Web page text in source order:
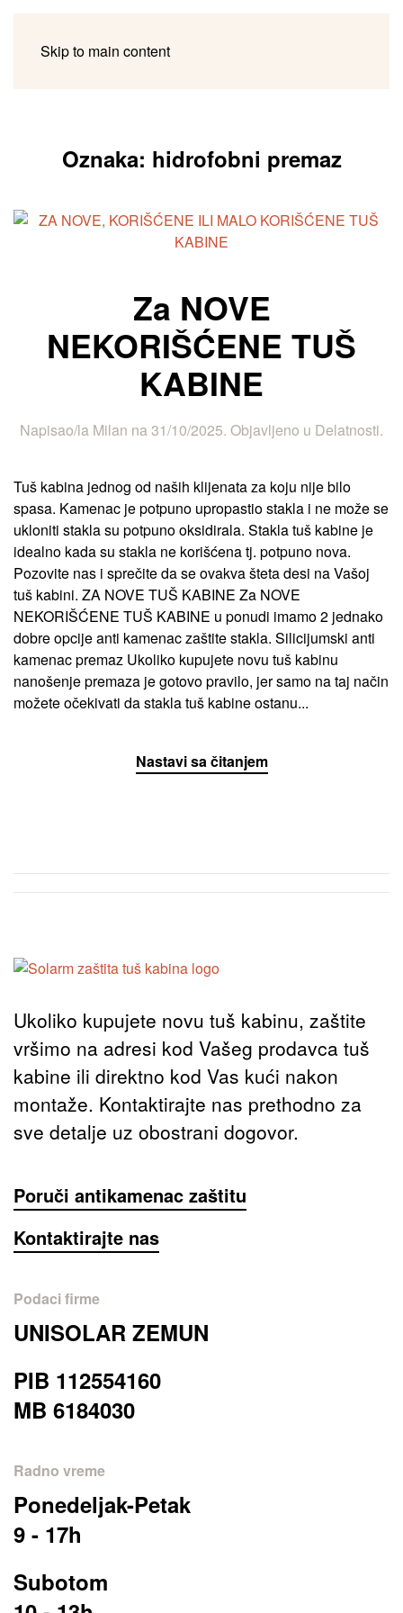
Skip to main content
Oznaka: hidrofobni premaz
Za NOVE
NEKORIŠĆENE TUŠ
KABINE
Napisao/la Milan na31/10/2025. Objavljeno u Delatnosti.
Tuš kabina jednog od naših klijenata za koju nije bilo
spasa. Kamenac je potpuno upropastio stakla i ne može se
ukloniti stakla su potpuno oksidirala. Stakla tuš kabine je
idealno kada su stakla ne korišćena tj. potpuno nova.
Pozovite nas i sprečite da se ovakva šteta desi na Vašoj
tuš kabini. ZA NOVE TUŠ KABINE Za NOVE
NEKORIŠĆENE TUŠ KABINE u ponudi imamo 2 jednako
dobre opcije anti kamenac zaštite stakla. Silicijumski anti
kamenac premaz Ukoliko kupujete novu tuš kabinu
nanošenje premaza je gotovo pravilo, jer samo na taj način
možete očekivati da stakla tuš kabine ostanu...
Nastavi sa čitanjem
Ukoliko kupujete novu tuš kabinu, zaštite
vršimo na adresi kod Vašeg prodavca tuš
kabine ili direktno kod Vas kući nakon
montaže. Kontaktirajte nas prethodno za
sve detalje uz obostrani dogovor.
Poruči antikamenac zaštitu
Kontaktirajte nas
Podaci firme
UNISOLAR ZEMUN
PIB 112554160
MB 6184030
Radno vreme
Ponedeljak-Petak
9 - 17h
Subotom